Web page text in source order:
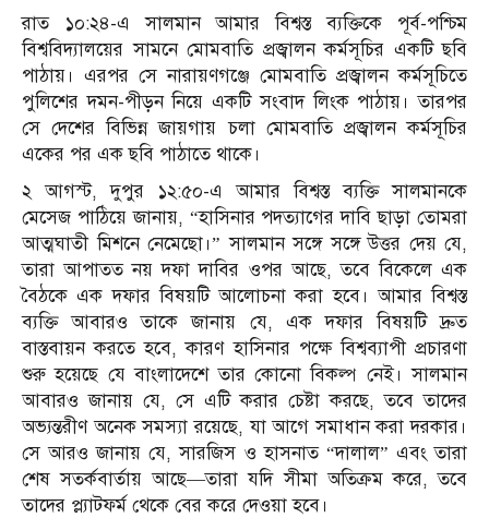
রাত ১০:২৪-এ সালমান আমার বিশ্বস্ত ব্যক্তিকে পূর্ব-পশ্চিম
বিশ্ববিদ্যালয়ের সামনে মোমবাতি প্রজ্বালন কর্মসূচির একটি ছবি
পাঠায়। এরপর সে নারায়ণগঞ্জে মোমবাতি প্রজ্বালন কর্মসূচিতে
পুলিশের দমন-পীড়ন নিয়ে একটি সংবাদ লিংক পাঠায়। তারপর
সে দেশের বিভিন্ন জায়গায় চলা মোমবাতি প্রজ্বালন কর্মসূচির
একের পর এক ছবি পাঠাতে থাকে।
২ আগস্ট, দুপুর ১২:৫০-এ আমার বিশ্বস্ত ব্যক্তি সালমানকে
মেসেজ পাঠিয়ে জানায়, “হাসিনার পদত্যাগের দাবি ছাড়া তোমরা
আত্মঘাতী মিশনে নেমেছো।” সালমান সঙ্গে সঙ্গে উত্তর দেয় যে,
তারা আপাতত নয় দফা দাবির ওপর আছে, তবে বিকেলে এক
বৈঠকে এক দফার বিষয়টি আলোচনা করা হবে। আমার বিশ্বস্ত
ব্যক্তি আবারও তাকে জানায় যে, এক দফার বিষয়টি দ্রুত
বাস্তবায়ন করতে হবে, কারণ হাসিনার পক্ষে বিশ্বব্যাপী প্রচারণা
শুরু হয়েছে যে বাংলাদেশে তার কোনো বিকল্প নেই। সালমান
আবারও জানায় যে, সে এটি করার চেষ্টা করছে, তবে তাদের
অভ্যন্তরীণ অনেক সমস্যা রয়েছে, যা আগে সমাধান করা দরকার।
সে আরও জানায় যে, সারজিস ও হাসনাত “দালাল” এবং তারা
শেষ সতর্কবার্তায় আছে—তারা যদি সীমা অতিক্রম করে, তবে
তাদের প্ল্যাটফর্ম থেকে বের করে দেওয়া হবে।